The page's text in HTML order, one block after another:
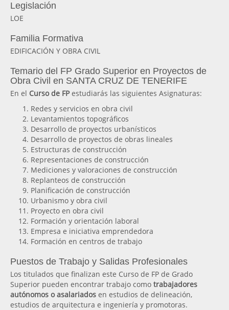
Legislación
LOE
Familia Formativa
EDIFICACIÓN Y OBRA CIVIL
Temario del FP Grado Superior en Proyectos de
Obra Civil en SANTA CRUZ DE TENERIFE
En el Curso de FPestudiarás las siguientes Asignaturas:
Redes y servicios en obra civil
Levantamientos topográficos
Desarrollo de proyectos urbanísticos
Desarrollo de proyectos de obras lineales
Estructuras de construcción
Representaciones de construcción
Mediciones y valoraciones de construcción
Replanteos de construcción
Planificación de construcción
Urbanismo y obra civil
Proyecto en obra civil
Formación y orientación laboral
Empresa e iniciativa emprendedora
Formación en centros de trabajo
Puestos de Trabajo y Salidas Profesionales
Los titulados que finalizan este Curso de FP de Grado
Superior pueden encontrar trabajo como trabajadores
autónomos o asalariados en estudios de delineación,
estudios de arquitectura e ingeniería y promotoras.